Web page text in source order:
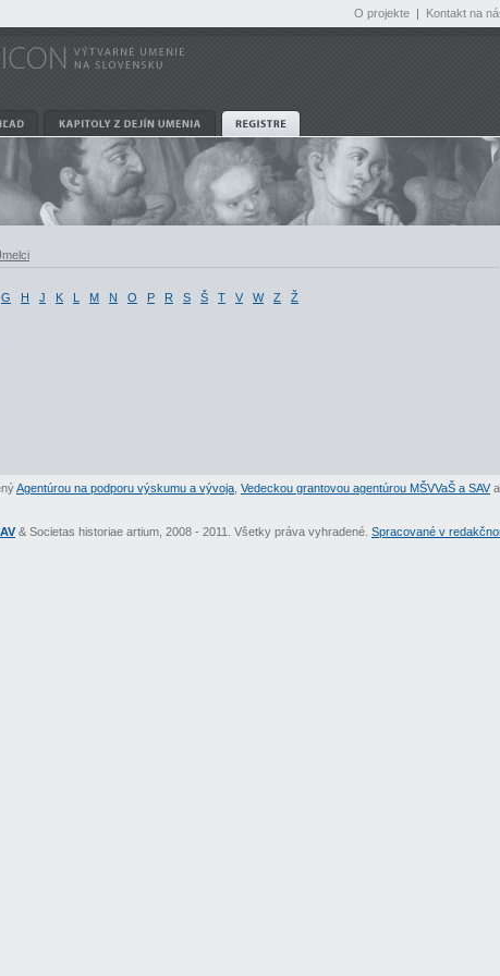
O projekte | Kontakt na
G H J K L M N O P R S Š T V W Z Ž
Agentúrou na podporu výskumu a vývoja Vedeckou grantovou agentúrou MŠVVaŠ a SAVa
& Societas historiae artium, 2008 - 2011. Všetky práva vyhradené. Spracované v